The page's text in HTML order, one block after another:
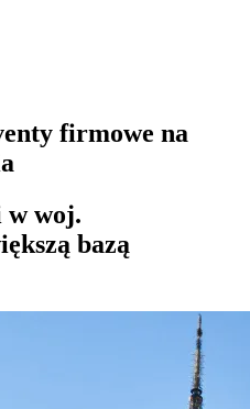
firmowe na
w woj.
bazą